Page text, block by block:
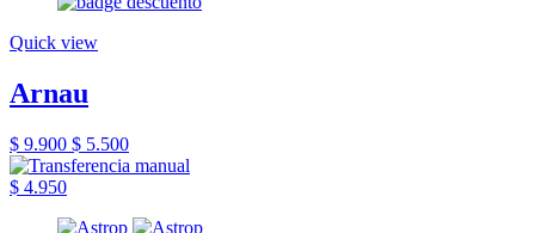
Quick view
Arnau
$ 9.900 $ 5.500
$ 4.950